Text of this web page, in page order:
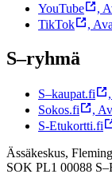
YouTube
,
TikTok
,
S–ryhmä
S–kaupat.fi ,
Sokos.fi
,
S-Etukortti.fi
Ässäkeskus,
SOK PL1 00088